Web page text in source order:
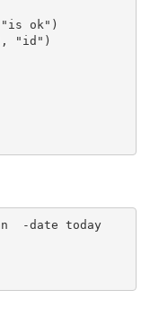
ok")
"id")
-date today